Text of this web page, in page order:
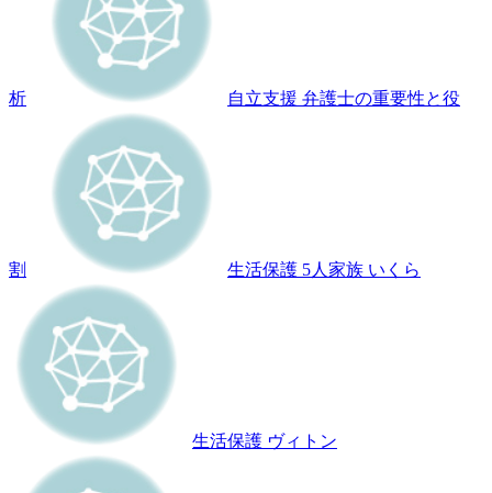
析 自立支援 弁護士の重要性と役
割 生活保護 5人家族 いくら
生活保護 ヴィトン